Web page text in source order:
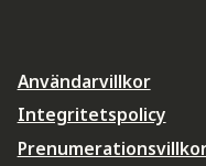
Användarvillkor
Integritetspolicy